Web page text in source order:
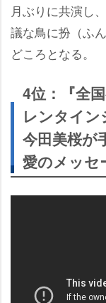
月ぶりに共演し
議な鳥に扮（ふ
どころとなる。
4位：『全
レンタイン
今田美桜が
愛のメッセ